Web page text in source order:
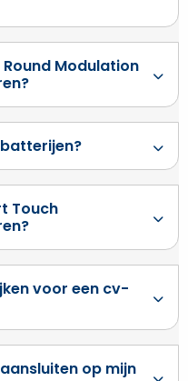
Round Modulation
Touch
voor een cv-
op mijn